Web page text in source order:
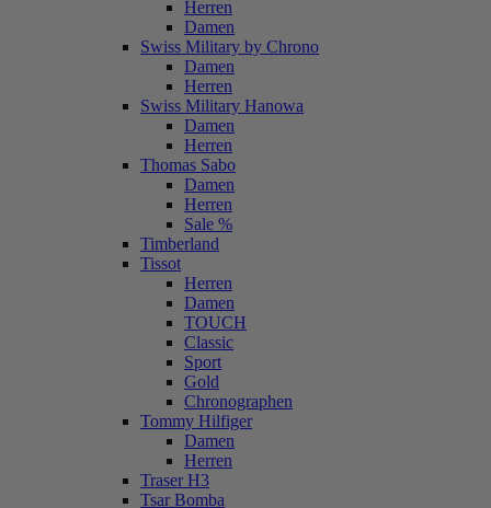
Herren
Damen
Swiss Military by Chrono
Damen
Herren
Swiss Military Hanowa
Damen
Herren
Thomas Sabo
Damen
Herren
Sale %
Timberland
Tissot
Herren
Damen
TOUCH
Classic
Sport
Gold
Chronographen
Tommy Hilfiger
Damen
Herren
Traser H3
Tsar Bomba